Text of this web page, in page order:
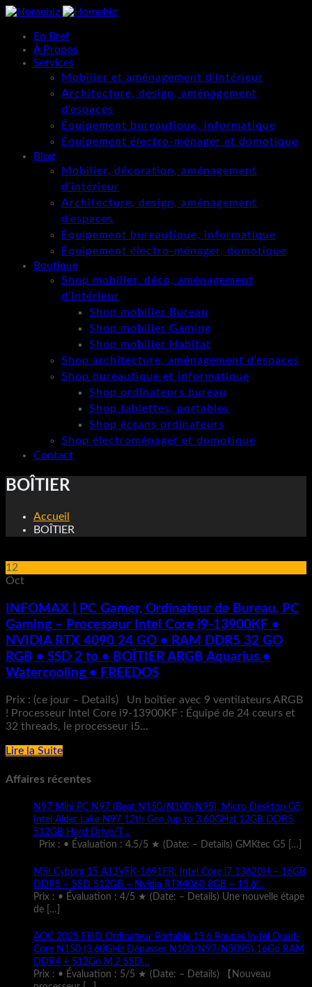
En Bref
À Propos
Services
Mobilier et aménagement d’intérieur
Architecture, design, aménagement
d’espaces
Équipement bureautique, informatique
Équipement électro-ménager et domotique
Blog
Mobilier, décoration, aménagement
d’intérieur
Architecture, design, aménagement
d’espaces
Équipement bureautique, informatique
Équipement électro-ménager, domotique
Boutique
Shop mobilier, déco, aménagement
d’intérieur
Shop mobilier Bureau
Shop mobilier Gaming
Shop mobilier Habitat
Shop architecture, aménagement d’espaces
Shop bureautique et informatique
Shop ordinateurs bureau
Shop tablettes, portables
Shop écrans ordinateurs
Shop électroménager et domotique
Contact
BOÎTIER
Accueil
BOÎTIER
12
Oct
INFOMAX | PC Gamer, Ordinateur de Bureau, PC
Gaming – Processeur Intel Core i9-13900KF •
NVIDIA RTX 4090 24 GO • RAM DDR5 32 GO
RGB • SSD 2 to • BOÎTIER ARGB Aquarius •
Watercooling • FREEDOS
Prix : (ce jour – Details) Un boîtier avec 9 ventilateurs ARGB
! Processeur Intel Core i9-13900KF : Équipé de 24 cœurs et
32 threads, le processeur i5...
Lire la Suite
Affaires récentes
N97 Mini PC N97 (Beat N150/N100/N95), Micro Desktop G5,
Intel Alder Lake N97 12th Gen (up to 3.60GHz) 12GB DDR5
512GB Hard Drive/T…
Prix : • Évaluation : 4.5/5 ★ (Date: – Details) GMKtec G5
[…]
MSI Cyborg 15 A13VFK-1691FR: Intel Core i7 13620H – 16GB
DDR5 – SSD 512GB – Nvidia RTX4060 8GB – 15.6̸…
Prix : • Évaluation : 4/5 ★ (Date: – Details) Une nouvelle étape
de
[…]
AOC 2025 FHD Ordinateur Portable 15.6 Pouces ln-tel Quad-
Core N150 (3,60GHz Dépasser N100/N97/N5095) 16Go RAM
DDR4 + 512Go M.2 SSD…
Prix : • Évaluation : 5/5 ★ (Date: – Details) 【Nouveau